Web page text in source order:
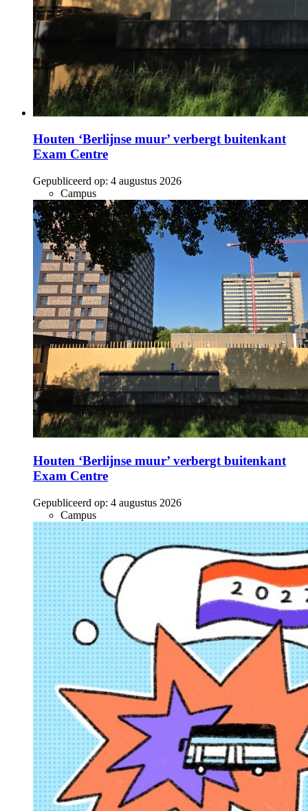
Houten ‘Berlijnse muur’ verbergt buitenkant
Exam Centre
Gepubliceerd op: 4 augustus 2026
Campus
Houten ‘Berlijnse muur’ verbergt buitenkant
Exam Centre
Gepubliceerd op: 4 augustus 2026
Campus